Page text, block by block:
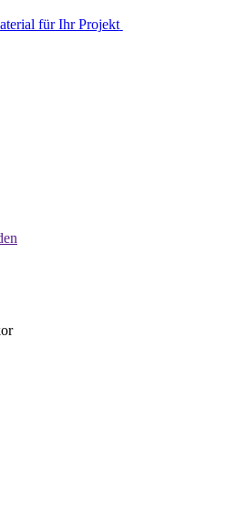
für Ihr Projekt